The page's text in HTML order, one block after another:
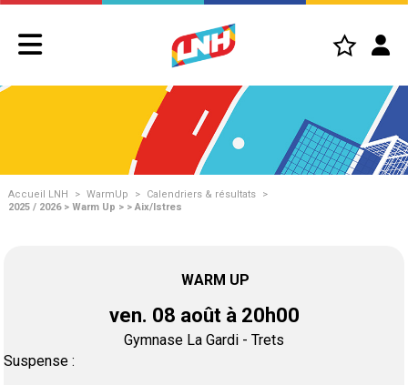
Accueil LNH > WarmUp > Calendriers & résultats
>
2025 / 2026 > Warm Up > > Aix/Istres
WARM UP
ven. 08 août à 20h00
Gymnase La Gardi - Trets
Suspense :